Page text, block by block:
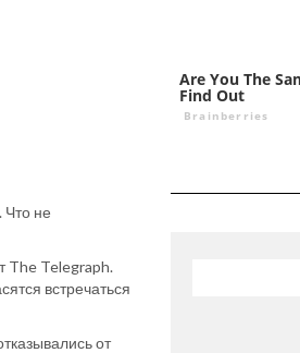
Что не
The Telegraph.
встречаться
от